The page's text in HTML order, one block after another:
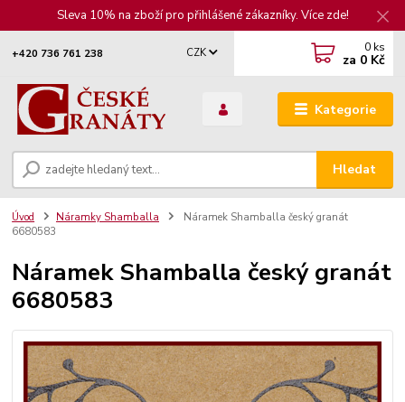
Sleva 10% na zboží pro přihlášené zákazníky. Více zde!
Kategorie
CZK
Hledat
+420 736 761 238 0 ks
za 0 Kč
Úvod Náramky Shamballa
Náramek Shamballa český granát
6680583
Náramek Shamballa český granát
6680583